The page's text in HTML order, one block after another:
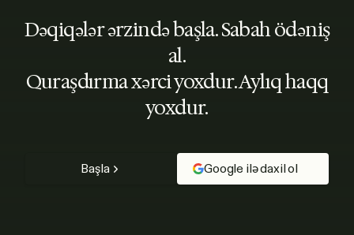
Dəqiqələr ərzində başla. Sabah ödəniş
al.
Quraşdırma xərci yoxdur. Aylıq haqq
yoxdur.
Başla Google ilə daxil ol